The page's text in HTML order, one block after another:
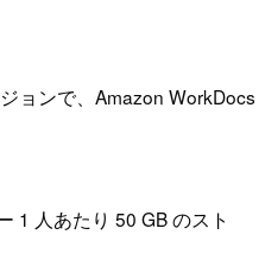
ョンで、Amazon WorkDocs
1 人あたり 50 GB のスト